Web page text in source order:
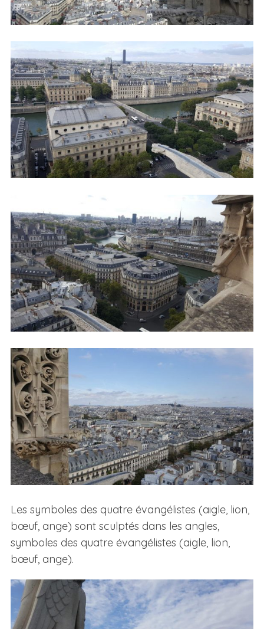
Les symboles des quatre évangélistes (aigle, lion,
bœuf, ange) sont sculptés dans les angles,
symboles des quatre évangélistes (aigle, lion,
bœuf, ange).
S
a
c
h
f
r